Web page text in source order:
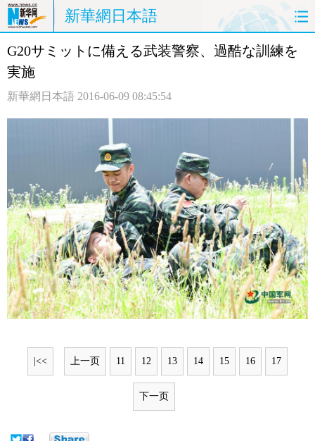
新華網日本語
ホームページ 政治 経済
G20サミットに備える武装警察、過酷な訓練を
実施
新華網日本語 2016-06-09 08:45:54
|<< 上一页 11 12 13 14 15 16 17
下一页